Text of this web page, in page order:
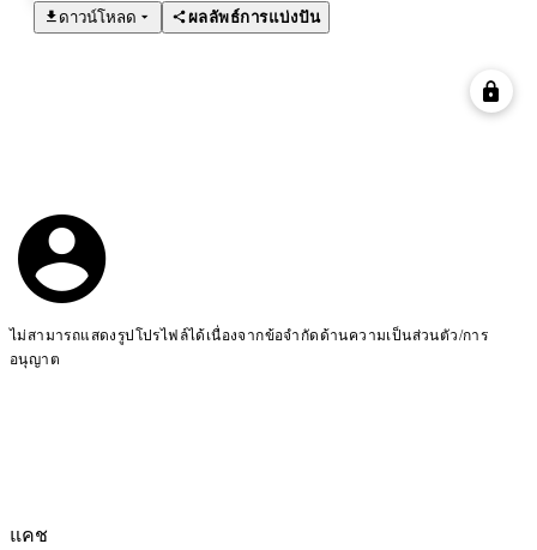
ดาวน์โหลด
ผลลัพธ์การแบ่งปัน
ไม่สามารถแสดงรูปโปรไฟล์ได้เนื่องจากข้อจำกัดด้านความเป็นส่วนตัว/การ
อนุญาต
แคช